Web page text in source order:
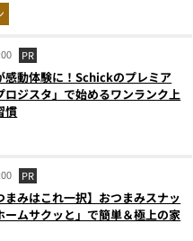
PR
感動体験に！Schickのプレミア
ロジスタ」で始めるワンランク上
慣
PR
まみはこれ一択】おつまみスナッ
ームサクッと」で簡単＆極上の家